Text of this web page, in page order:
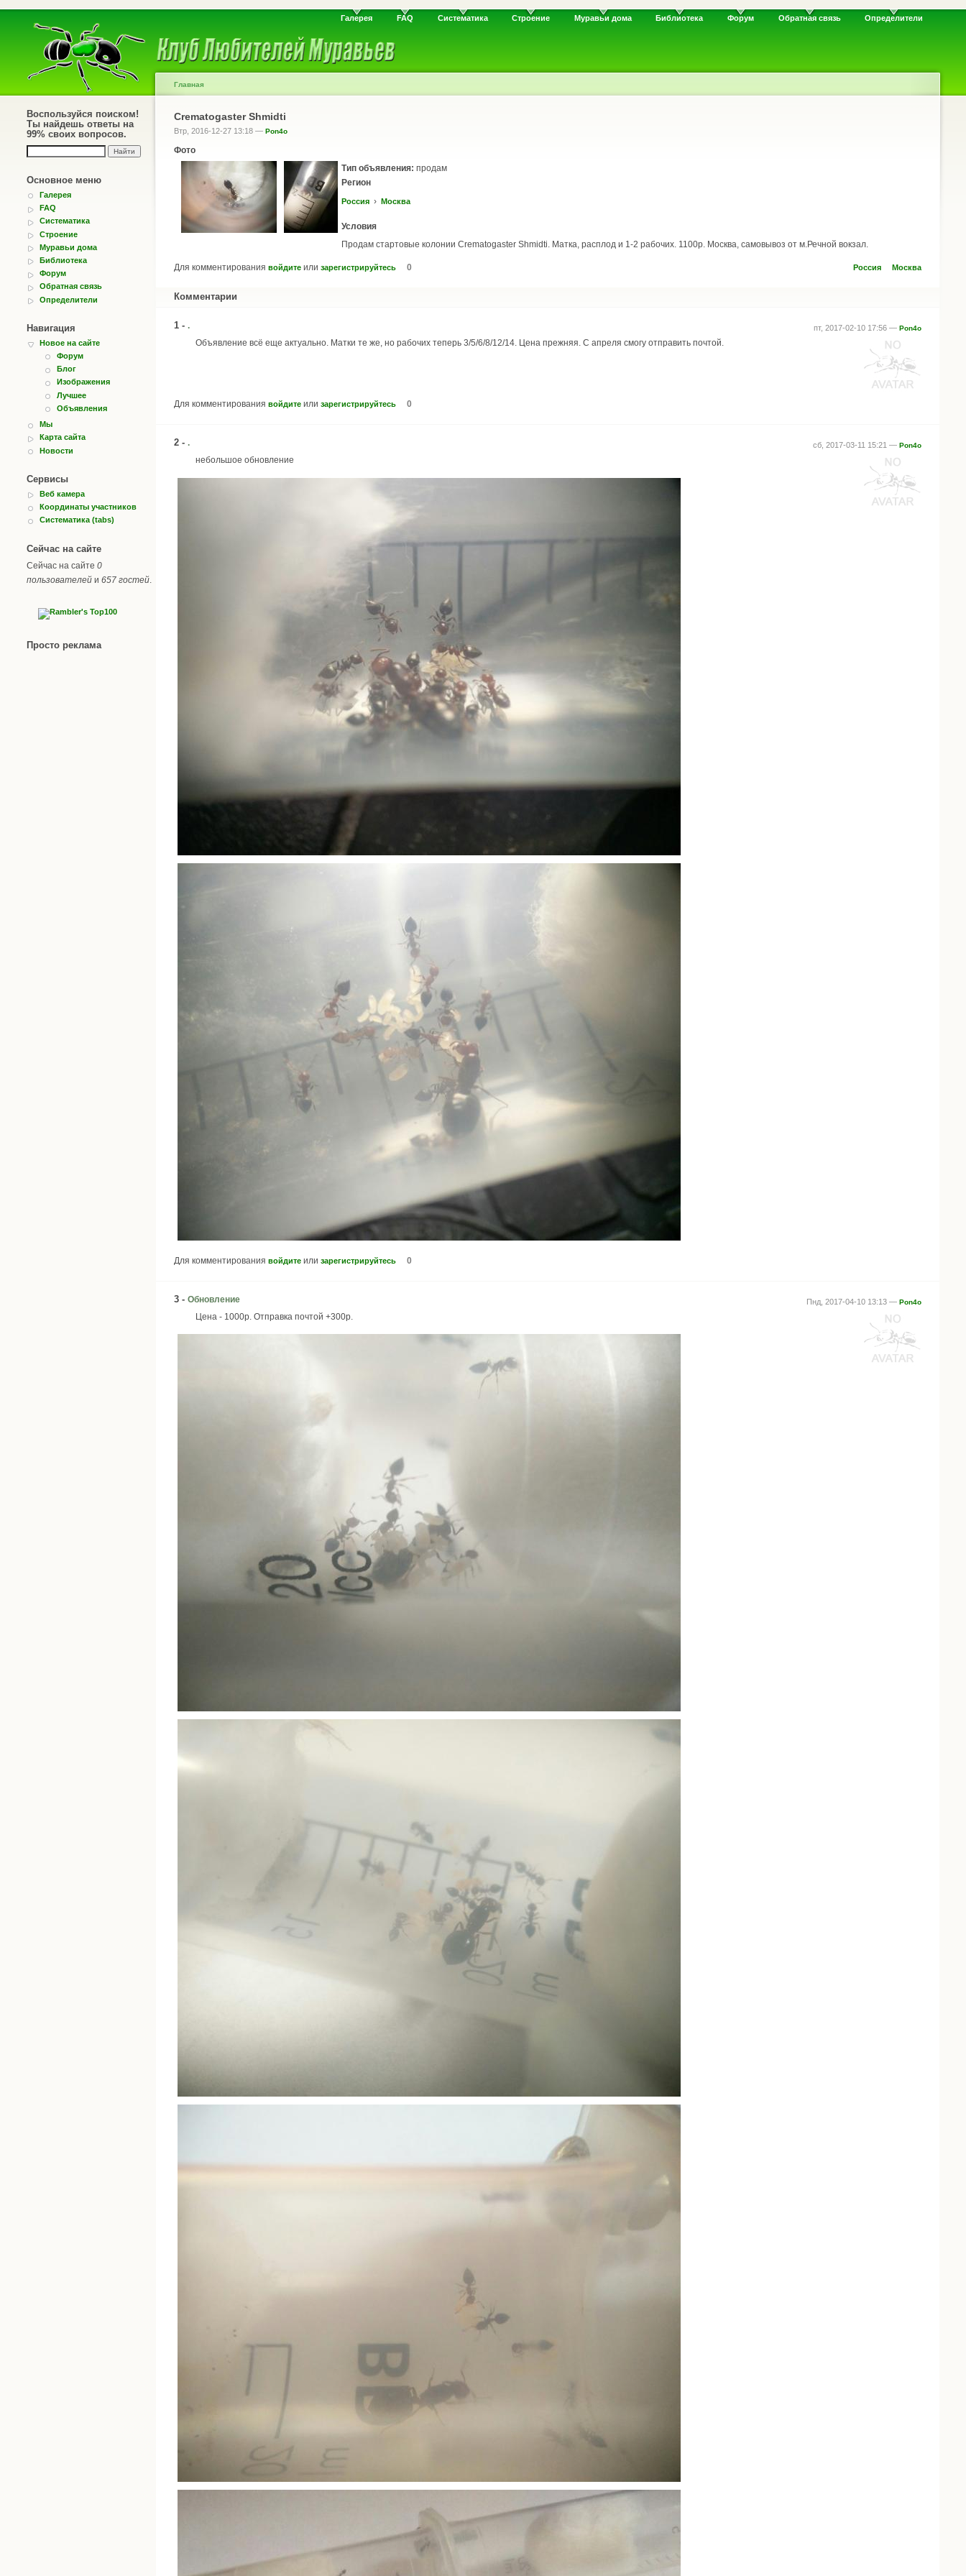
Галерея FAQ Систематика Строение Муравьи дома Библиотека Форум Обратная связь Определители
Воспользуйся поиском!
Ты найдешь ответы на
99% своих вопросов.
Основное меню
Галерея
FAQ
Систематика
Строение
Муравьи дома
Библиотека
Форум
Обратная связь
Определители
Навигация
Новое на сайте
Форум
Блог
Изображения
Лучшее
Объявления
Мы
Карта сайта
Новости
Сервисы
Веб камера
Координаты участников
Систематика (tabs)
Сейчас на сайте
Сейчас на сайте 0
пользователей и 657 гостей
Просто реклама
Главная
Crematogaster Shmidti
Втр, 2016-12-27 13:18 — Pon4o
Фото
Тип объявления: продам
Регион
Россия › Москва
Условия
Продам стартовые колонии Crematogaster Shmidti. Матка, расплод и 1-2 рабочих. 1100р. Москва, самовывоз от м.Речной вокзал.
Россия Москва
Для комментирования войдите или зарегистрируйтесь 0
Комментарии
пт, 2017-02-10 17:56 — Pon4o
1 - .
Объявление всё еще актуально. Матки те же, но рабочих теперь 3/5/6/8/12/14. Цена прежняя. С апреля смогу отправить почтой.
Для комментирования войдите или зарегистрируйтесь 0
сб, 2017-03-11 15:21 — Pon4o
2 - .
небольшое обновление
Для комментирования войдите или зарегистрируйтесь 0
Пнд, 2017-04-10 13:13 — Pon4o
3 - Обновление
Цена - 1000р. Отправка почтой +300р.